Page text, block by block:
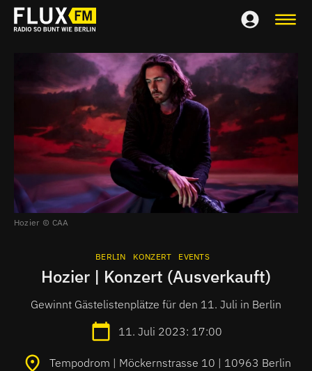
Hozier CAA
BERLIN KONZERT EVENTS
Hozier | Konzert (Ausverkauft)
Gewinnt Gästelistenplätze für den 11. Juli in Berlin
11. Juli 2023: 17:00
Tempodrom | Möckernstrasse 10 | 10963 Berlin